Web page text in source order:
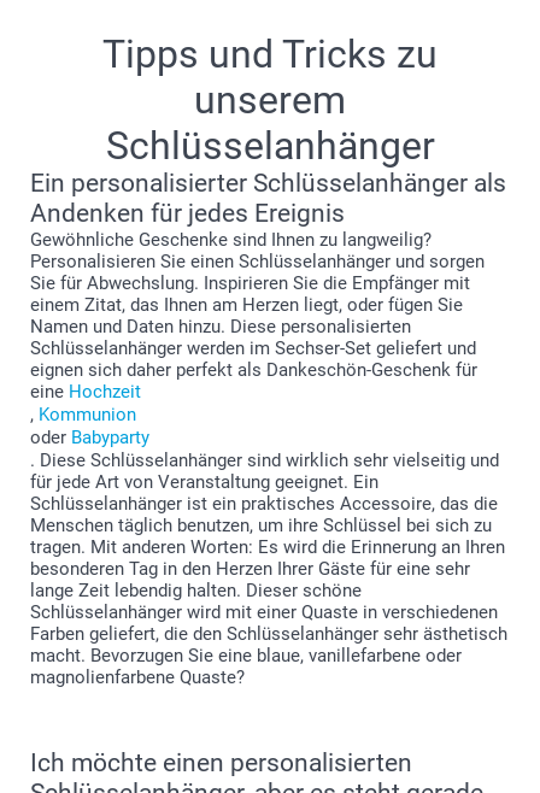
Tipps und Tricks zu
unserem
Schlüsselanhänger
Ein personalisierter Schlüsselanhänger als
Andenken für jedes Ereignis
Gewöhnliche Geschenke sind Ihnen zu langweilig?
Personalisieren Sie einen Schlüsselanhänger und sorgen
Sie für Abwechslung. Inspirieren Sie die Empfänger mit
einem Zitat, das Ihnen am Herzen liegt, oder fügen Sie
Namen und Daten hinzu. Diese personalisierten
Schlüsselanhänger werden im Sechser-Set geliefert und
eignen sich daher perfekt als Dankeschön-Geschenk für
eine Hochzeit
, Kommunion
oder Babyparty
. Diese Schlüsselanhänger sind wirklich sehr vielseitig und
für jede Art von Veranstaltung geeignet. Ein
Schlüsselanhänger ist ein praktisches Accessoire, das die
Menschen täglich benutzen, um ihre Schlüssel bei sich zu
tragen. Mit anderen Worten: Es wird die Erinnerung an Ihren
besonderen Tag in den Herzen Ihrer Gäste für eine sehr
lange Zeit lebendig halten. Dieser schöne
Schlüsselanhänger wird mit einer Quaste in verschiedenen
Farben geliefert, die den Schlüsselanhänger sehr ästhetisch
macht. Bevorzugen Sie eine blaue, vanillefarbene oder
magnolienfarbene Quaste?
Ich möchte einen personalisierten